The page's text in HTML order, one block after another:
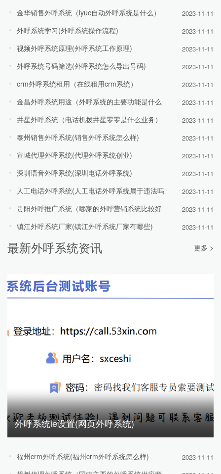
金华销售外呼系统（lyuc自动外呼系统是什么） 2023-11-11
外呼系统学习(外呼系统操作流程) 2023-11-11
视频外呼系统原理(外呼系统工作原理) 2023-11-11
外呼系统号码筛选(外呼系统怎么导出号码) 2023-11-11
crm外呼系统租用（在线租用crm系统） 2023-11-11
金昌外呼系统用途（外呼系统的主要功能是什么 2023-11-11
井星外呼系统（电话机拨井星零零是什么业务） 2023-11-11
泰州销售外呼系统(销售外呼系统怎么样) 2023-11-11
宣城代理外呼系统(代理外呼系统创业) 2023-11-11
深圳语音外呼系统(深圳电话外呼系统) 2023-11-11
人工电话外呼系统(人工电话外呼系统属于违法吗 2023-11-11
贵阳外呼推广系统（哪家的外呼营销系统比较好 2023-11-11
镇江外呼系统厂家(镇江外呼系统厂家有哪些) 2023-11-11
最新外呼系统资讯 更多 >
外呼系统ie设置(网页外呼系统)
福州crm外呼系统(福州crm外呼系统怎么样) 2023-11-11